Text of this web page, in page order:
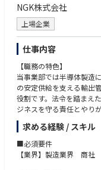
NGK株式会社
上場企業
仕事内容
【職務の特色】
当事業部では半導体製造
の安定供給を支える輸出
役割です。法令を踏まえ
ジネスを守る責任とやり
化する国際情勢や規制に
ります。幅広い経験を経
ネジメントの中核として
リアの1例としてマーケ
求める経験 / スキル
■必須要件
【業界】製造業界 商社